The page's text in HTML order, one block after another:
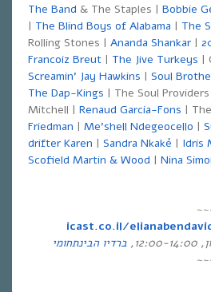
The Band & The Staples | Bobbie
| The Blind Boys of Alabama | The
Rolling Stones | Ananda Shankar |
Francoiz Breut | The Jive Turkeys |
Screamin’ Jay Hawkins | Soul
The Dap-Kings | The Soul
Mitchell | Renaud Garcia-Fons |
Friedman | Me’shell Ndegeocello |
drifter Karen | Sandra Nkaké | Idris
Scofield Martin & Wood | Nina
icast.co.il/
, 12:00-14:00,
ברדיו הבינתחומי